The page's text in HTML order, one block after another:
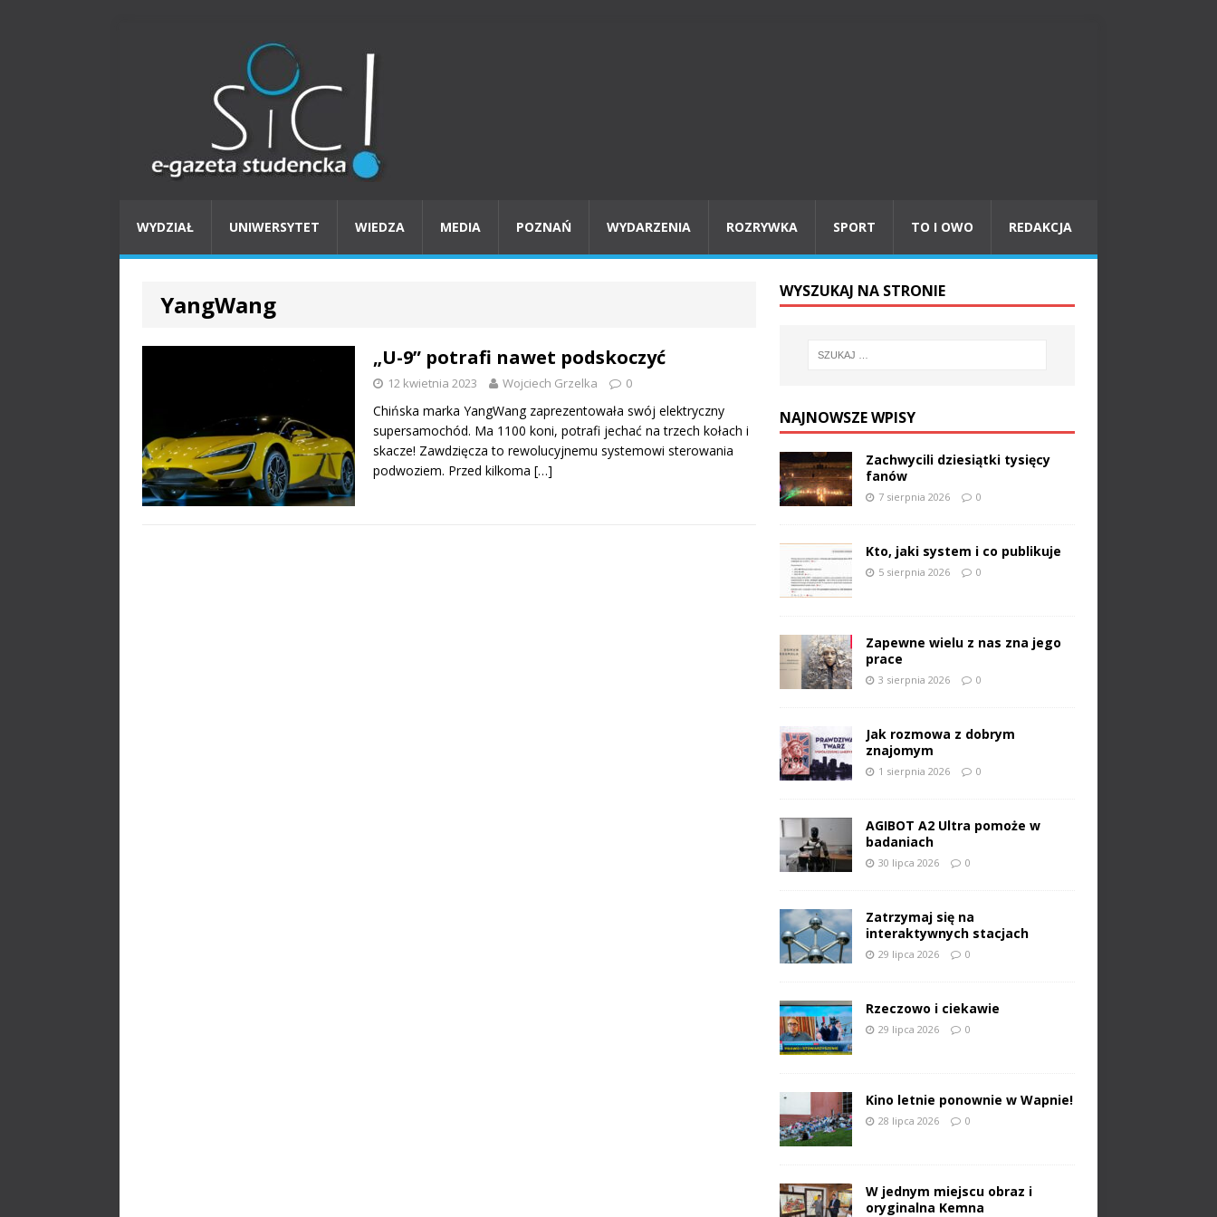
WYDZIAŁ UNIWERSYTET WIEDZA MEDIA POZNAŃ WYDARZENIA ROZRYWKA SPORT TO I OWO REDAKCJA
YangWang
„U-9” potrafi nawet podskoczyć
12 kwietnia 2023 Wojciech Grzelka 0
Chińska marka YangWang zaprezentowała swój elektryczny
supersamochód. Ma 1100 koni, potrafi jechać na trzech kołach i
skacze! Zawdzięcza to rewolucyjnemu systemowi sterowania
podwoziem. Przed kilkoma […]
WYSZUKAJ NA STRONIE
NAJNOWSZE WPISY
Zachwycili dziesiątki tysięcy
fanów
7 sierpnia 2026 0
Kto, jaki system i co publikuje
5 sierpnia 2026 0
Zapewne wielu z nas zna jego
prace
3 sierpnia 2026 0
Jak rozmowa z dobrym
znajomym
1 sierpnia 2026 0
AGIBOT A2 Ultra pomoże w
badaniach
30 lipca 2026 0
Zatrzymaj się na
interaktywnych stacjach
29 lipca 2026 0
Rzeczowo i ciekawie
29 lipca 2026 0
Kino letnie ponownie w Wapnie!
28 lipca 2026 0
W jednym miejscu obraz i
oryginalna Kemna